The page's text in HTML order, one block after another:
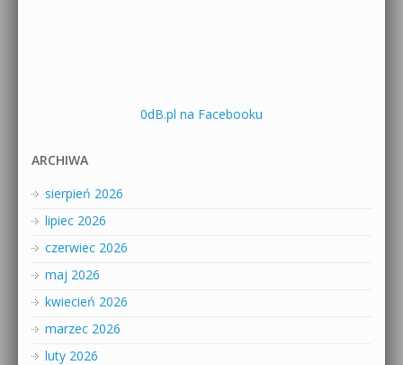
0dB.pl na Facebooku
ARCHIWA
sierpień 2026
lipiec 2026
czerwiec 2026
maj 2026
kwiecień 2026
marzec 2026
luty 2026